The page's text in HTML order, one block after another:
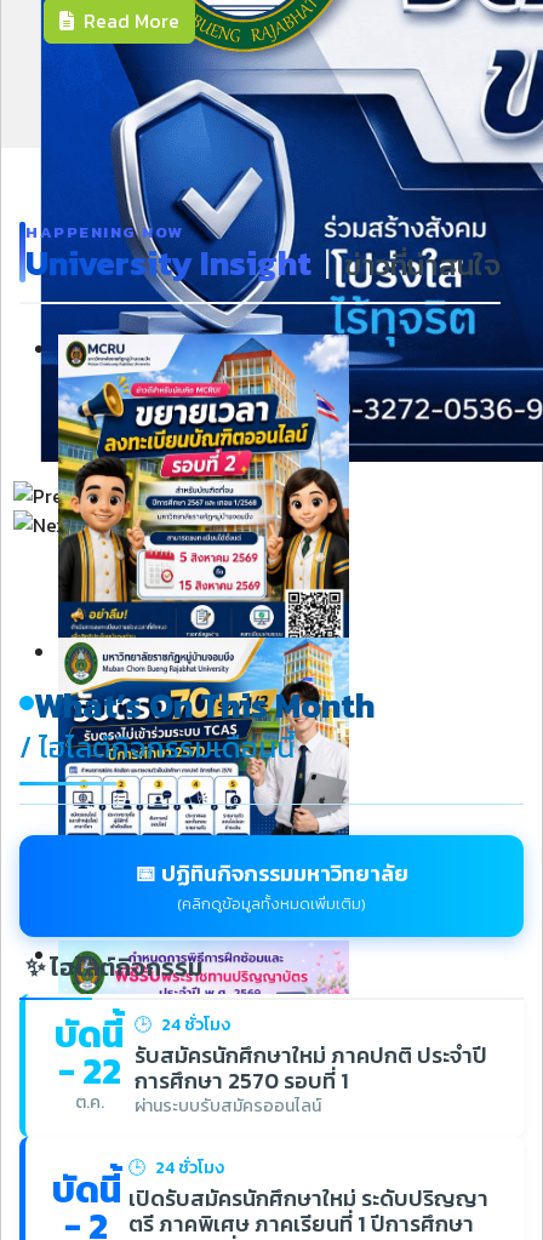
Read More
HAPPENING NOW
University Insight | ข่าวที่น่าสนใจ
What’s On This Month
/ ไฮไลต์กิจกรรมเดือนนี้
📅 ปฏิทินกิจกรรมมหาวิทยาลัย
(คลิกดูข้อมูลทั้งหมดเพิ่มเติม)
✨ ไฮไลต์กิจกรรม
บัดนี้
- 22
ต.ค.
🕒 24 ชั่วโมง
รับสมัครนักศึกษาใหม่ ภาคปกติ ประจำปี
การศึกษา 2570 รอบที่ 1
ผ่านระบบรับสมัครออนไลน์
บัดนี้
- 2
🕒 24 ชั่วโมง
เปิดรับสมัครนักศึกษาใหม่ ระดับปริญญา
ตรี ภาคพิเศษ ภาคเรียนที่ 1 ปีการศึกษา